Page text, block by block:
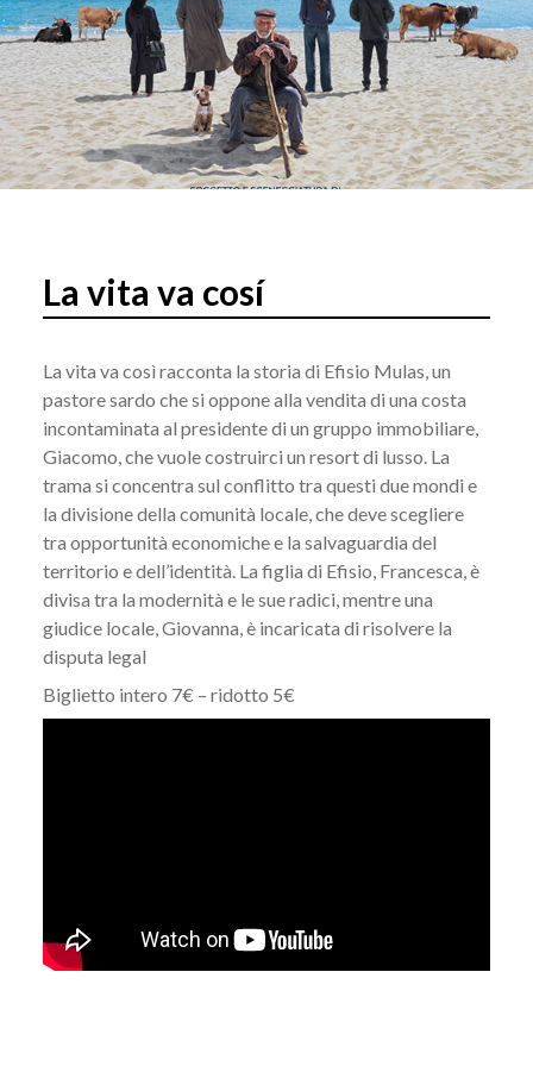
La vita va cosí
La vita va così racconta la storia di Efisio Mulas, un
pastore sardo che si oppone alla vendita di una costa
incontaminata al presidente di un gruppo immobiliare,
Giacomo, che vuole costruirci un resort di lusso. La
trama si concentra sul conflitto tra questi due mondi e
la divisione della comunità locale, che deve scegliere
tra opportunità economiche e la salvaguardia del
territorio e dell’identità. La figlia di Efisio, Francesca, è
divisa tra la modernità e le sue radici, mentre una
giudice locale, Giovanna, è incaricata di risolvere la
disputa legal
Biglietto intero 7€ – ridotto 5€